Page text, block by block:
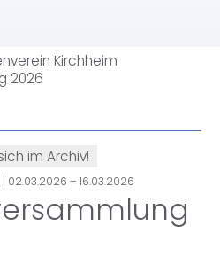
Kirchheim
2026
im Archiv!
| 02.03.2026 – 16.03.2026